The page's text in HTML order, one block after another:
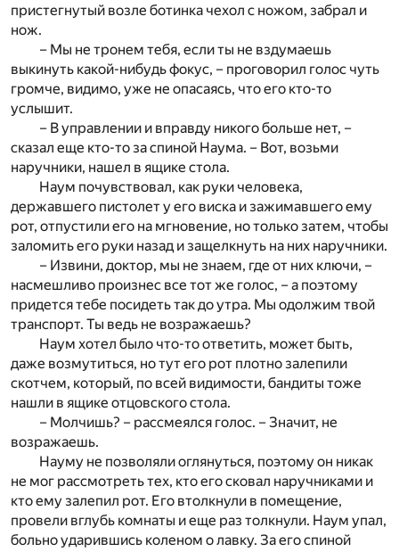
пристегнутый возле ботинка чехол с ножом, забрал и
нож.
– Мы не тронем тебя, если ты не вздумаешь
выкинуть какой-нибудь фокус, – проговорил голос чуть
громче, видимо, уже не опасаясь, что его кто-то
услышит.
– В управлении и вправду никого больше нет, –
сказал еще кто-то за спиной Наума. – Вот, возьми
наручники, нашел в ящике стола.
Наум почувствовал, как руки человека,
державшего пистолет у его виска и зажимавшего ему
рот, отпустили его на мгновение, но только затем, чтобы
заломить его руки назад и защелкнуть на них наручники.
– Извини, доктор, мы не знаем, где от них ключи, –
насмешливо произнес все тот же голос, – а поэтому
придется тебе посидеть так до утра. Мы одолжим твой
транспорт. Ты ведь не возражаешь?
Наум хотел было что-то ответить, может быть,
даже возмутиться, но тут его рот плотно залепили
скотчем, который, по всей видимости, бандиты тоже
нашли в ящике отцовского стола.
– Молчишь? – рассмеялся голос. – Значит, не
возражаешь.
Науму не позволяли оглянуться, поэтому он никак
не мог рассмотреть тех, кто его сковал наручниками и
кто ему залепил рот. Его втолкнули в помещение,
провели вглубь комнаты и еще раз толкнули. Наум упал,
больно ударившись коленом о лавку. За его спиной